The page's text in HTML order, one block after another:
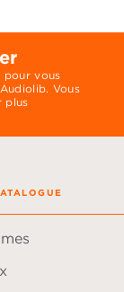
pour vous
Vous
plus